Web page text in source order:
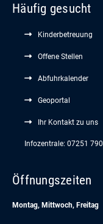
Häufig gesucht
Kinderbetreuung
Offene Stellen
Abfuhrkalender
Geoportal
Ihr Kontakt zu uns
Infozentrale: 07251 790
Öffnungszeiten
Montag, Mittwoch, Freitag